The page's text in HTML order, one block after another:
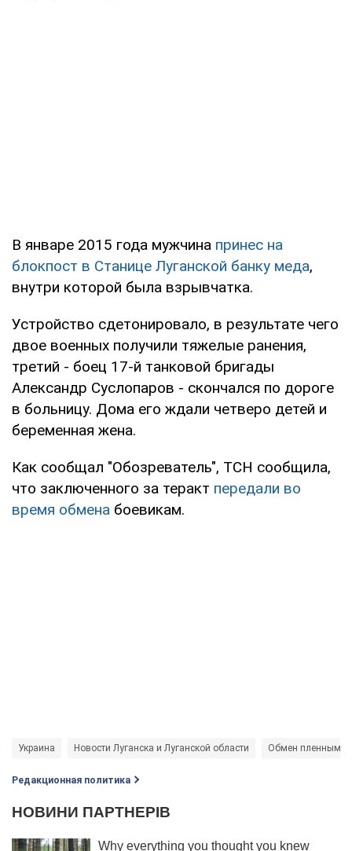
В январе 2015 года мужчина принес на
блокпост в Станице Луганской банку меда,
внутри которой была взрывчатка.
Устройство сдетонировало, в результате чего
двое военных получили тяжелые ранения,
третий - боец 17-й танковой бригады
Александр Суслопаров - скончался по дороге
в больницу. Дома его ждали четверо детей и
беременная жена.
Как сообщал "Обозреватель", ТСН сообщила,
что заключенного за теракт передали во
время обмена боевикам.
Украина Новости Луганска и Луганской области Обмен пленными
Редакционная политика